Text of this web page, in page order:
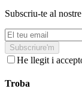
Subscriu-te al
Subscriure'm
He llegit i
Troba